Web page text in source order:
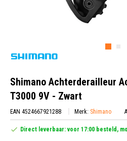
Shimano Achterderailleur
T3000 9V - Zwart
EAN 4524667921288 Merk: Shimano
Direct leverbaar: voor 17:00 besteld,